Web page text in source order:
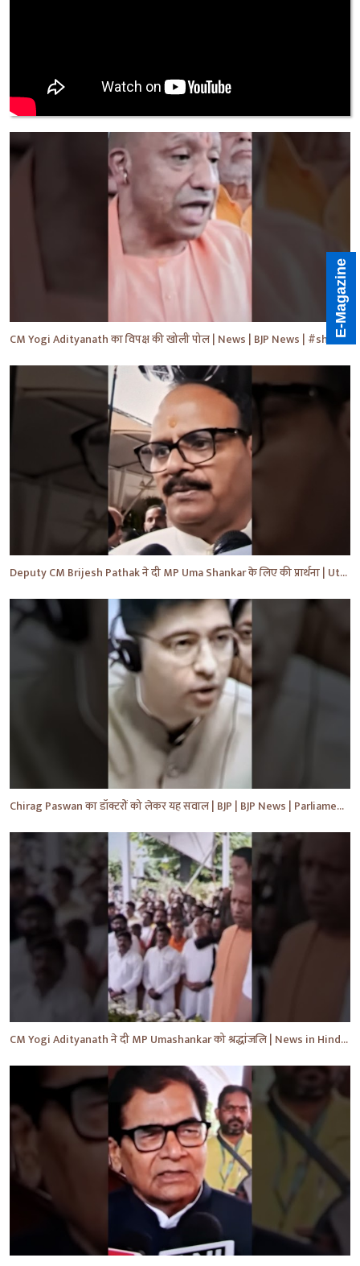
CM Yogi Adityanath का विपक्ष की खोली पोल | News | BJP News | #shorts #yt #news #ytshorts
Deputy CM Brijesh Pathak ने दी MP Uma Shankar के लिए की प्रार्थना | Uttar Pradesh News #shorts #yt
Chirag Paswan का डॉक्टरों को लेकर यह सवाल | BJP | BJP News | Parliament | #shorts #ytnewshorts #yt
CM Yogi Adityanath ने दी MP Umashankar को श्रद्धांजलि | News in Hindi | News Today | #shorts #yt
E-Magazine